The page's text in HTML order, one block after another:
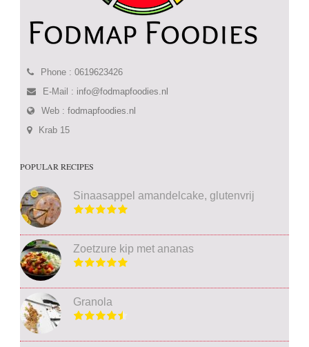
Phone : 0619623426
E-Mail : info@fodmapfoodies.nl
Web :fodmapfoodies.nl
Krab 15
POPULAR RECIPES
Sinaasappel amandelcake, glutenvrij
Zoetzure kip met ananas
Granola